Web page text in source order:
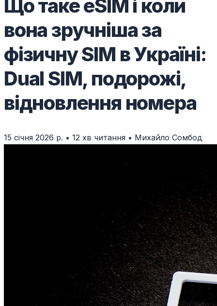
Що таке eSIM і коли
вона зручніша за
фізичну SIM в Україні:
Dual SIM, подорожі,
відновлення номера
15 січня 2026 р. • 12 хв читання • Михайло Сомбод